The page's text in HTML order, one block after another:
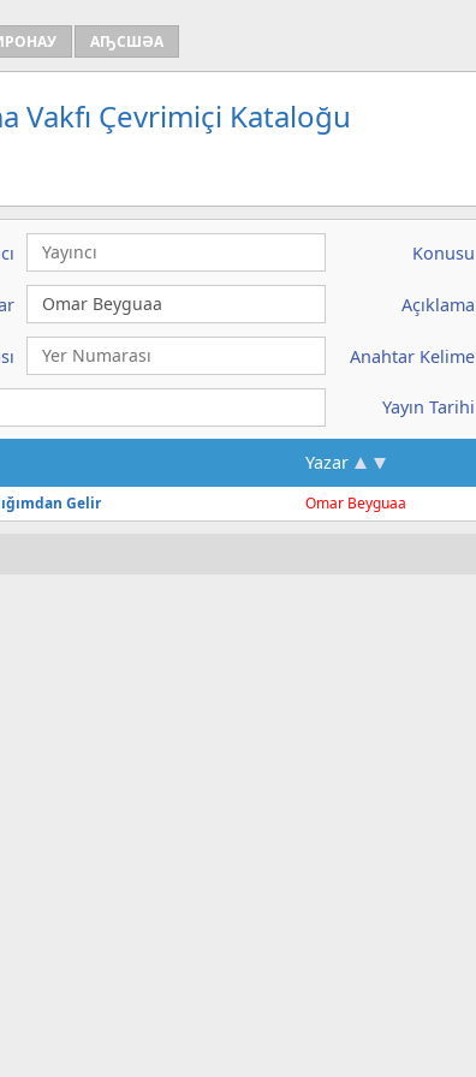
АҦСШӘА
Vakfı Çevrimiçi Kataloğu
Konusu
Açıklama
Anahtar Kelime
Yayın Tarihi
Yazar
Gelir Omar Beyguaa